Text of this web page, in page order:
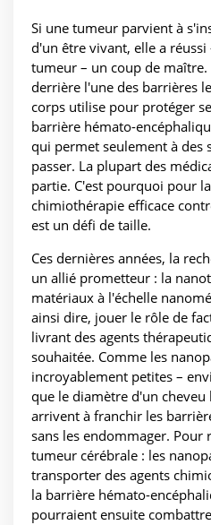
Si une tumeur parvient à
d'un être vivant, elle a
tumeur – un coup de maître.
derrière l'une des barrières
corps utilise pour protéger
barrière hémato-
qui permet seulement à des
passer. La plupart des
partie. C'est pourquoi pour
chimiothérapie efficace
est un défi de taille.
Ces dernières années, la
un allié prometteur : la
matériaux à l'échelle
ainsi dire, jouer le rôle de
livrant des agents
souhaitée. Comme les
incroyablement petites –
que le diamètre d'un cheveu
arrivent à franchir les
sans les endommager.
tumeur cérébrale : les
transporter des agents
la barrière hémato-
pourraient ensuite